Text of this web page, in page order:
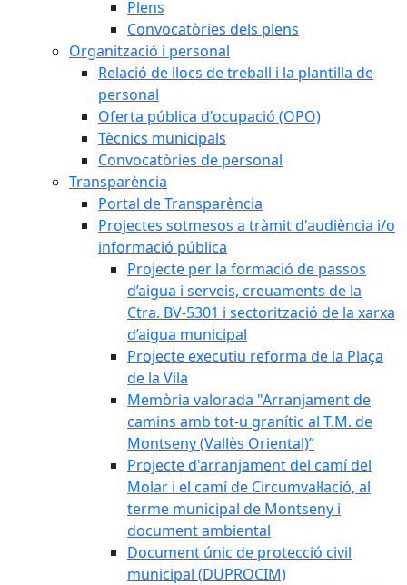
Plens
Convocatòries dels plens
Organització i personal
Relació de llocs de treball i la plantilla de
personal
Oferta pública d'ocupació (OPO)
Tècnics municipals
Convocatòries de personal
Transparència
Portal de Transparència
Projectes sotmesos a tràmit d'audiència i/o
informació pública
Projecte per la formació de passos
d’aigua i serveis, creuaments de la
Ctra. BV-5301 i sectorització de la xarxa
d’aigua municipal
Projecte executiu reforma de la Plaça
de la Vila
Memòria valorada "Arranjament de
camins amb tot-u granític al T.M. de
Montseny (Vallès Oriental)”
Projecte d'arranjament del camí del
Molar i el camí de Circumval·lació, al
terme municipal de Montseny i
document ambiental
Document únic de protecció civil
municipal (DUPROCIM)